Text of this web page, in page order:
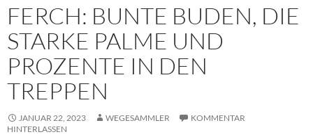
FERCH: BUNTE BUDEN, DIE
STARKE PALME UND
PROZENTE IN DEN
TREPPEN
JANUAR 22, 2023 WEGESAMMLER
KOMMENTAR
HINTERLASSEN